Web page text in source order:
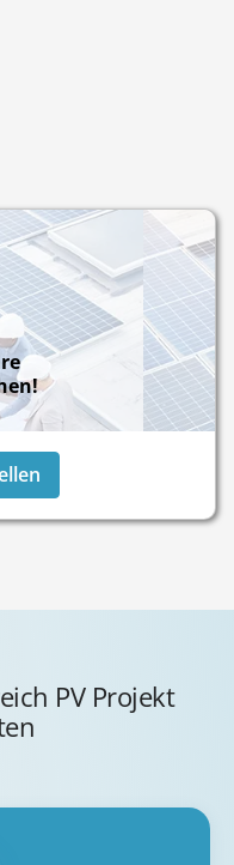
PV Projekt